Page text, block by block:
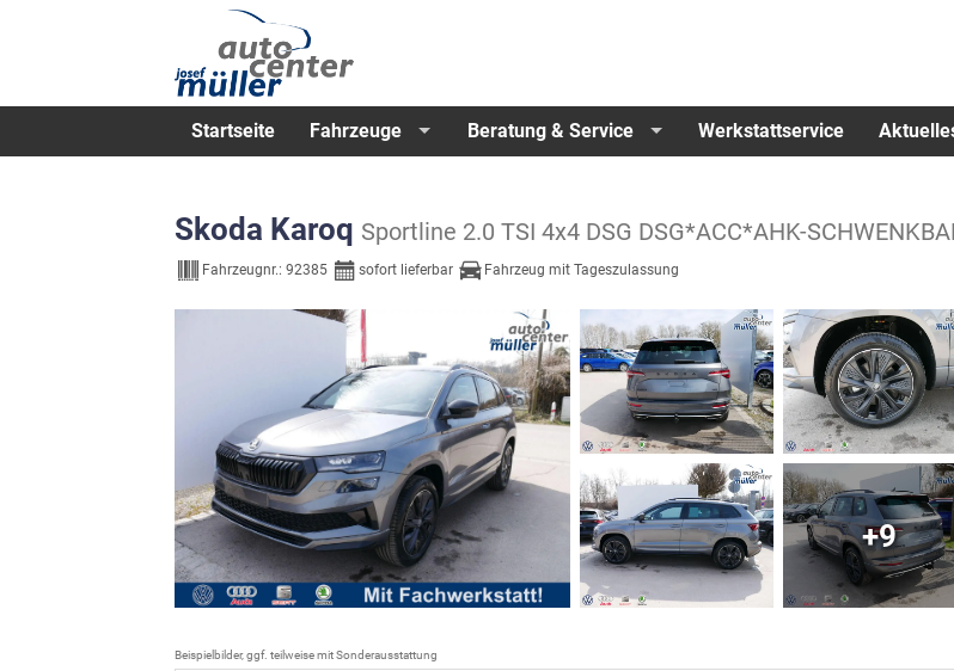
Startseite Fahrzeuge Beratung & Service Werkstattservice
Skoda Karoq Sportline 2.0 TSI 4x4 DSG DSG*ACC*AHK-
Fahrzeugnr.: 92385 sofort lieferbar Fahrzeug mit Tageszulassung
+9
Beispielbilder, ggf. teilweise mit Sonderausstattung